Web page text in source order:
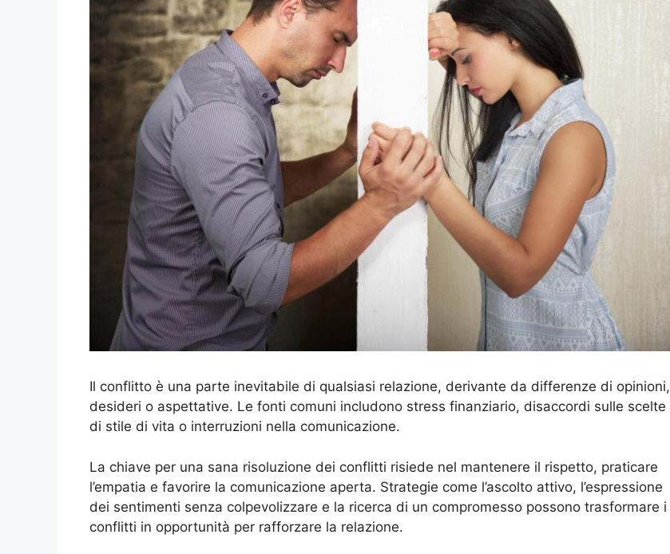
Il conflitto è una parte inevitabile di qualsiasi relazione, derivante da differenze di opinioni,
desideri o aspettative. Le fonti comuni includono stress finanziario, disaccordi sulle scelte
di stile di vita o interruzioni nella comunicazione.
La chiave per una sana risoluzione dei conflitti risiede nel mantenere il rispetto, praticare
l’empatia e favorire la comunicazione aperta. Strategie come l’ascolto attivo, l’espressione
dei sentimenti senza colpevolizzare e la ricerca di un compromesso possono trasformare i
conflitti in opportunità per rafforzare la relazione.